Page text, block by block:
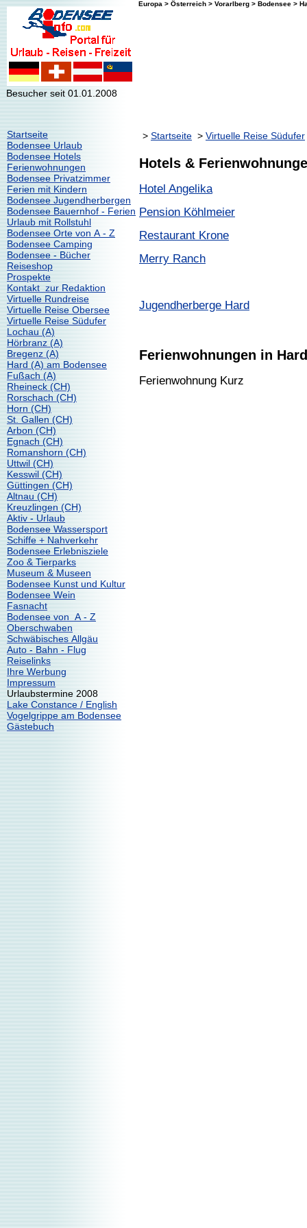
Besucher seit 01.01.2008
Europa > Österreich > Vorarlberg > Bodensee >
Startseite
Bodensee Urlaub
Bodensee Hotels
Ferienwohnungen
Bodensee Privatzimmer
Ferien mit Kindern
Bodensee Jugendherbergen
Bodensee Bauernhof - Ferien
Urlaub mit Rollstuhl
Bodensee Orte von A - Z
Bodensee Camping
Bodensee - Bücher
Reiseshop
Prospekte
Kontakt zur Redaktion
Virtuelle Rundreise
Virtuelle Reise Obersee
Virtuelle Reise Südufer
Lochau (A)
Hörbranz (A)
Bregenz (A)
Hard (A) am Bodensee
Fußach (A)
Rheineck (CH)
Rorschach (CH)
Horn (CH)
St. Gallen (CH)
Arbon (CH)
Egnach (CH)
Romanshorn (CH)
Uttwil (CH)
Kesswil (CH)
Güttingen (CH)
Altnau (CH)
Kreuzlingen (CH)
Aktiv - Urlaub
Bodensee Wassersport
Schiffe + Nahverkehr
Bodensee Erlebnisziele
Zoo & Tierparks
Museum & Museen
Bodensee Kunst und Kultur
Bodensee Wein
Fasnacht
Bodensee von A - Z
Oberschwaben
Schwäbisches Allgäu
Auto - Bahn - Flug
Reiselinks
Ihre Werbung
Impressum
Urlaubstermine 2008
Lake Constance / English
Vogelgrippe am Bodensee
Gästebuch
> Startseite > Virtuelle Reise Südufer
Hotels &
Hotel Angelika
Pension Köhlmeier
Restaurant Krone
Merry Ranch
Jugendherberge Hard
Ferienwohnungen in
Ferienwohnung Kurz